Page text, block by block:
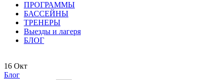
ПРОГРАММЫ
БАССЕЙНЫ
ТРЕНЕРЫ
Выезды и лагеря
БЛОГ
16 Окт
Блог